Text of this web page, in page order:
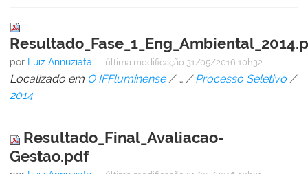
por Luiz Annuziata — última modificação 31/05/2016 10h32
Localizado em O IFFluminense /… /Processo Seletivo /
2014
Resultado_Final_Avaliacao-
Gestao.pdf